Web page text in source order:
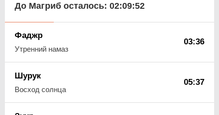
До Магриб осталось: 02:09:52
Фаджр
Утренний намаз
03:36
Шурук
Восход солнца
05:37